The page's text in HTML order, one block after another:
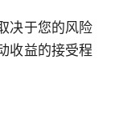
决于您的风险
收益的接受程